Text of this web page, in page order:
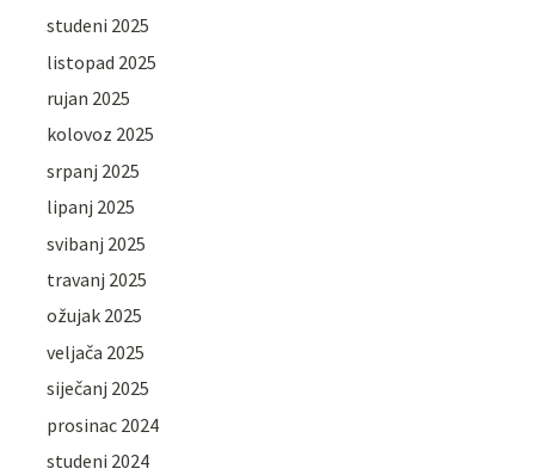
studeni 2025
listopad 2025
rujan 2025
kolovoz 2025
srpanj 2025
lipanj 2025
svibanj 2025
travanj 2025
ožujak 2025
veljača 2025
siječanj 2025
prosinac 2024
studeni 2024